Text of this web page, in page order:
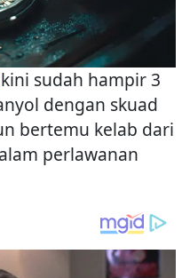
kini sudah hampir 3
dengan skuad
bertemu kelab dari
perlawanan